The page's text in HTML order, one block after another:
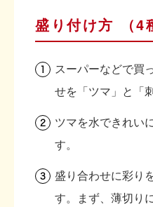
盛り付け方 （4
スーパーなどで買
せを「ツマ」と「
ツマを水できれい
す。
盛り合わせに彩り
す。まず、薄切り